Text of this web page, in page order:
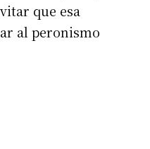
que esa
al peronismo